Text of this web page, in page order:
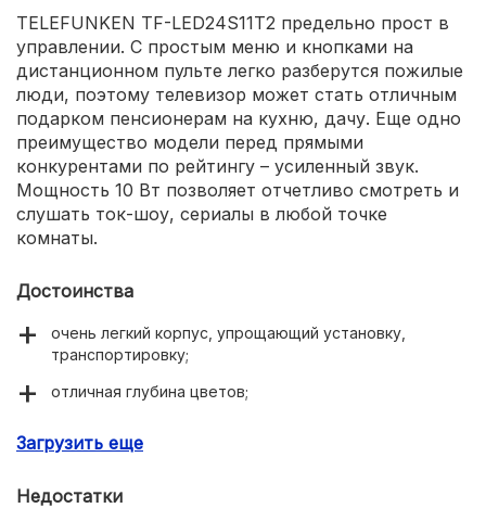
TELEFUNKEN TF-LED24S11T2 предельно прост в
управлении. С простым меню и кнопками на
дистанционном пульте легко разберутся пожилые
люди, поэтому телевизор может стать отличным
подарком пенсионерам на кухню, дачу. Еще одно
преимущество модели перед прямыми
конкурентами по рейтингу – усиленный звук.
Мощность 10 Вт позволяет отчетливо смотреть и
слушать ток-шоу, сериалы в любой точке
комнаты.
Достоинства
очень легкий корпус, упрощающий установку,
транспортировку;
отличная глубина цветов;
ТВ;
Загрузить еще
Недостатки